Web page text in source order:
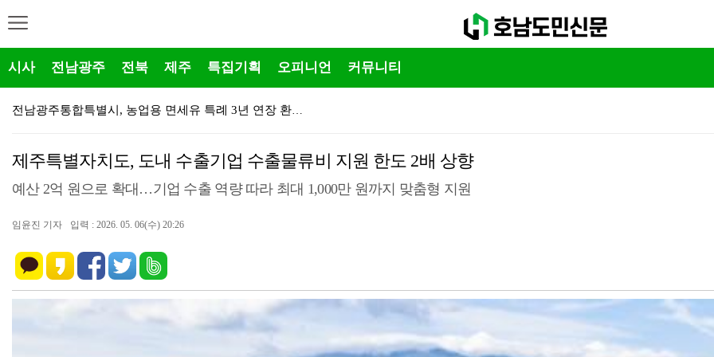
시사 전남광주 전북 제주 특집기획 오피니언 커뮤니티
전남광주통합특별시, 농업용 면세유 특례 3년 연장 환영…
제주특별자치도, 해외동포 선수단 입국부터 출국까지 국가…
제주특별자치도, 「2026년 인권작품 아이디어 공모전」…
제주특별자치도 보훈청, 이동보훈복지사업 선포 19주년 …
제주특별자치도, 2026년 제주 공공데이터 AI활용 창…
제주특별자치도, 도내 수출기업 수출물류비 지원 한도 2배 상향
예산 2억 원으로 확대…기업 수출 역량 따라 최대 1,000만 원까지 맞춤형 지원
임윤진 기자 입력 : 2026. 05. 06(수) 20:26